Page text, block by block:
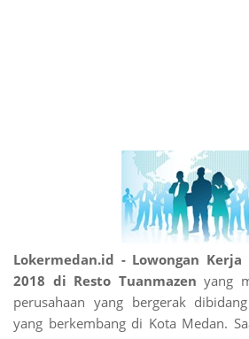
Lokermedan.id - Lowongan
2018 di Resto Tuanmazen yang
perusahaan yang bergerak
yang berkembang di Kota Medan.